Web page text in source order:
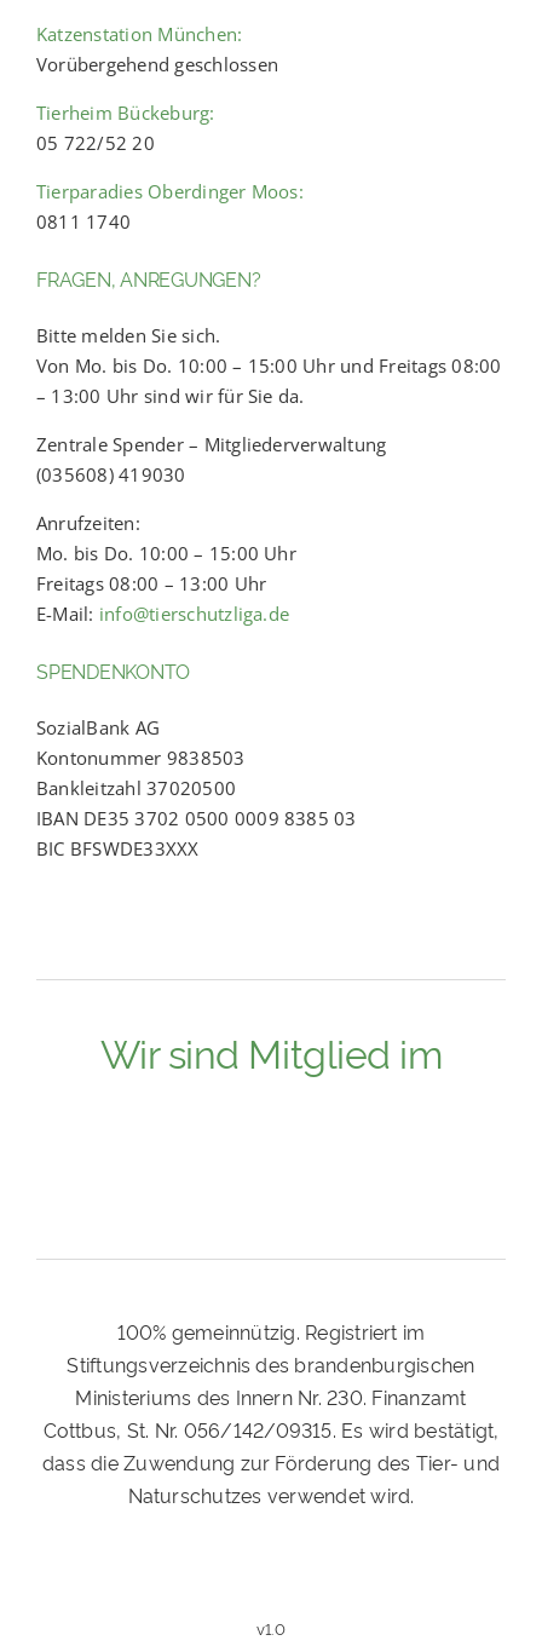
Katzenstation München:
Vorübergehend geschlossen
Tierheim Bückeburg:
05 722/52 20
Tierparadies Oberdinger Moos:
0811 1740
FRAGEN, ANREGUNGEN?
Bitte melden Sie sich.
Von Mo. bis Do. 10:00 – 15:00 Uhr und Freitags 08:00
– 13:00 Uhr sind wir für Sie da.
Zentrale Spender – Mitgliederverwaltung
(035608) 419030
Anrufzeiten:
Mo. bis Do. 10:00 – 15:00 Uhr
Freitags 08:00 – 13:00 Uhr
E-Mail: info@tierschutzliga.de
SPENDENKONTO
SozialBank AG
Kontonummer 9838503
Bankleitzahl 37020500
IBAN DE35 3702 0500 0009 8385 03
BIC BFSWDE33XXX
Wir sind Mitglied im
100% gemeinnützig. Registriert im
Stiftungsverzeichnis des brandenburgischen
Ministeriums des Innern Nr. 230. Finanzamt
Cottbus, St. Nr. 056/142/09315. Es wird bestätigt,
dass die Zuwendung zur Förderung des Tier- und
Naturschutzes verwendet wird.
v1.0